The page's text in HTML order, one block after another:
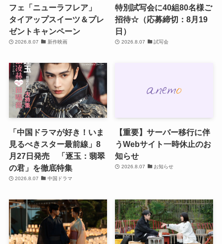
フェ「ニューラフレア」
タイアップスイーツ＆プレ
ゼントキャンペーン
2026.8.07 新作映画
特別試写会に40組80名様ご
招待☆（応募締切：8月19
日）
2026.8.07 試写会
「中国ドラマが好き！いま
見るべきスター最前線」8
月27日発売 「逐玉：翡翠
の君」を徹底特集
2026.8.07 中国ドラマ
【重要】サーバー移行に伴
うWebサイト一時休止のお
知らせ
2026.8.07 お知らせ